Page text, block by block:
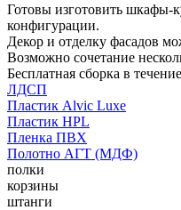
Готовы изготовить шкафы-
конфигурации.
Декор и отделку фасадов
Возможно сочетание
Бесплатная сборка в
ЛДСП
Пластик Alvic Luxe
Пластик HPL
Пленка ПВХ
Полотно АГТ (МДФ)
полки
корзины
штанги